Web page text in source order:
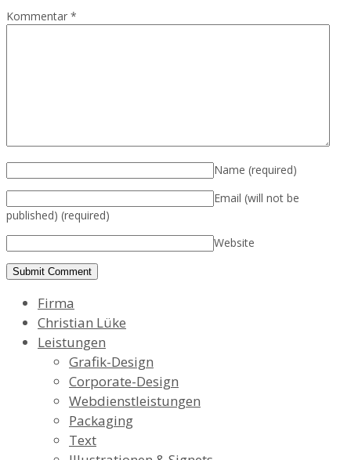
Kommentar *
Name (required)
Email (will not be
published) (required)
Website
Firma
Christian Lüke
Leistungen
Grafik-Design
Corporate-Design
Webdienstleistungen
Packaging
Text